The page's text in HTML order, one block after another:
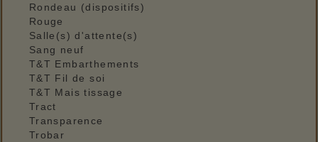
Rondeau (dispositifs)
Rouge
Salle(s) d'attente(s)
Sang neuf
T&T Embarthements
T&T Fil de soi
T&T Mais tissage
Tract
Transparence
Trobar